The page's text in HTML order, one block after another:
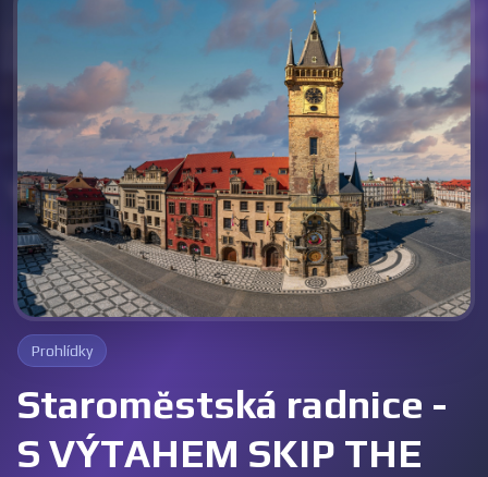
Prohlídky
Staroměstská radnice -
S VÝTAHEM SKIP THE